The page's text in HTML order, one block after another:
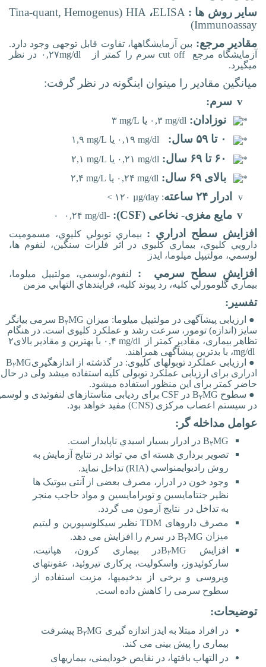
سایر روش ها : ELISA، HIA
(
Tina-quant, Hemogenus
Immunoassay
)
مقادیر مرجع: بین آزمایشگاه­ها، تفاوت قابل توجهی وجود دارد.
آزمایشگاه­ مرجع
cut off سرم را کمتر از ۰,۲۷mg/dl در نظر
می‏گیرد.
میانگین مقادیر را می‏توان اینگونه در نظر گرفت:
v سرم:
نوزادان: ۰,۳ mg/dl یا ۳ mg/L
۰ تا ۵۹ سال: ۰,۱۹ mg/dl یا ۱,۹ mg/L
۶۰ تا ۶۹ سال: ۰,۲۱ mg/dl یا ۲,۱ mg/L
بالای ۶۹ سال: ۰,۲۴ mg/dl یا ۲,۴ mg/L
v
ادرار ۲۴ ساعته : ۱۲۰ µg/day >
v مایع مغزی- نخاعی (CSF
):
-۰,۲۴ mg/dl ۰
افزايش سطح ادراري : بيماري توبولي كليوي، مسموميت
دارويي كليوي، بيماري كليوي در اثر فلزات سنگين، لنفوم ها،
لوسمي، مولتیپل میلوما، ايدز
افزايش سطح سرمي : لنفوم،لوسمي، مولتیپل میلوما،
بيماري گلومورلي كليه، رد پيوند كليه، فرايندهاي التهابي مزمن
تفسیر:
● ارزیابی پیش‏آگهی در مولتیپل میلوما: میزان B۲MG
سرمی بیانگر
سایز (اندازه) تومور، سرعت رشد و عملکرد کلیوی است. در هنگام
تظاهر بیماری، مقادیر کمتر از
۰,۴ mg/dl با بهترین و مقادیر بالای۲
mg/dl، با بدترین پیش‏آگهی همراهند.
● ارزیابی عملکرد توبول­های کلیوی: در گذشته از اندازه‏گیری B۲MG
ادراری برای ارزیابی عملکرد توبولی کلیه استفاده می‏شد ولی در حال
حاضر کمتر برای این منظور استفاده می‏شود.
● سطوح B۲MG در CSF برای ردیابی متاستازهای لنفوئیدی و
در سیستم اعصاب مرکزی (
CNS
) مفید خواهد بود.
عوامل مداخله گر:
B۲MG در ادرار بسيار اسيدي ناپايدار است.
تصوير برداري هسته اي مي تواند در نتايج آزمايش به
روش رادیوايمنواسي (RIA) تداخل نماید.
وجود خون در ادرار، مصرف بعضی از آنتی بیوتیک ها
نظیر جنتامایسین و توبرامایسین و مواد حاجب منجر
به تداخل در نتایج آزمون می گردد.
مصرف داروهای TDMنظیر سیکلوسپورین و لیتیم
میزان B۲MG
در سرم را افزایش می دهد.
افزایش
B۲MG در بیماری کرون، هپاتیت،
سارکوئیدوز، واسکولیت، پرکاری تیروئید، عفونت­های
ویروسی و برخی از بدخیمی‏ها، مزیت استفاده از
سطوح سرمی را کاهش داده است.
توضیحات:
در افراد مبتلا به ایدز اندازه گیری B۲MG پیشرفت
بیماری را پیش بینی می کند.
در التهاب بافتها، در نقایص خودایمنی، بیماریهای